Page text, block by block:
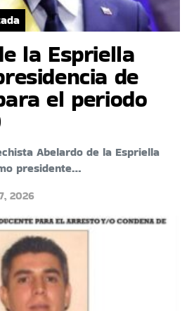
la Espriella
de
el periodo
Abelardo de la Espriella
presidente…
2026